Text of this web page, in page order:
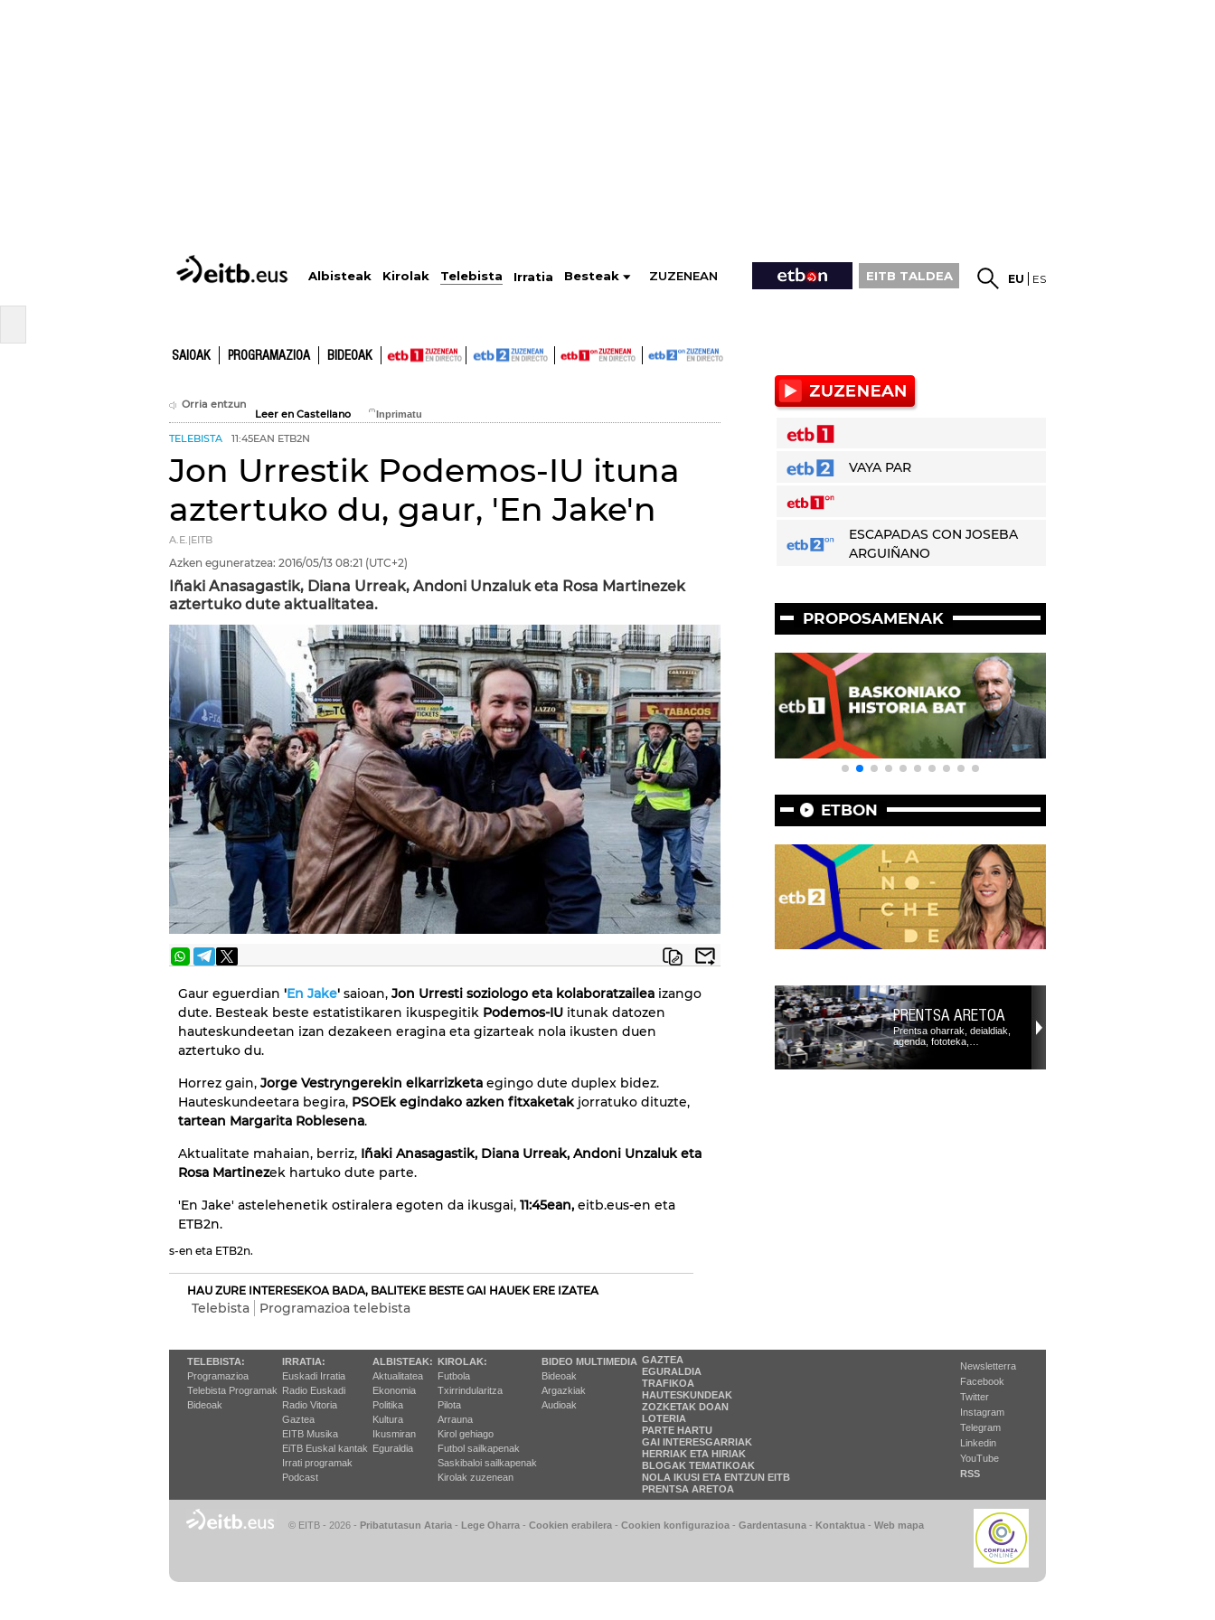
Albisteak Kirolak Telebista Irratia Besteak ZUZENEAN EITB TALDEA EU ES
SAIOAK PROGRAMAZIOA BIDEOAK
Orria entzun
Leer en Castellano
TELEBISTA 11:45EAN ETB2N
Jon Urrestik Podemos-IU ituna
aztertuko du, gaur, 'En Jake'n
A.E.|EITB
Azken eguneratzea: 2016/05/13 08:21 (UTC+2)
Iñaki Anasagastik, Diana Urreak, Andoni Unzaluk eta Rosa Martinezek
aztertuko dute aktualitatea.
Gaur eguerdian 'En Jake' saioan, Jon Urresti soziologo eta kolaboratzailea izango
dute. Besteak beste estatistikaren ikuspegitik Podemos-IU itunak datozen
hauteskundeetan izan dezakeen eragina eta gizarteak nola ikusten duen
aztertuko du.
Horrez gain, Jorge Vestryngerekin elkarrizketa egingo dute duplex bidez.
Hauteskundeetara begira, PSOEk egindako azken fitxaketak jorratuko dituzte,
tartean Margarita Roblesena.
Aktualitate mahaian, berriz, Iñaki Anasagastik, Diana Urreak, Andoni Unzaluk eta
Rosa Martinezek hartuko dute parte.
'En Jake' astelehenetik ostiralera egoten da ikusgai, 11:45ean, eitb.eus-en eta
ETB2n.
s-en eta ETB2n.
HAU ZURE INTERESEKOA BADA, BALITEKE BESTE GAI HAUEK ERE IZATEA
Telebista Programazioa telebista
VAYA PAR
ESCAPADAS CON JOSEBA
ARGUIÑANO
PROPOSAMENAK
ETBON
PRENTSA ARETOA
Prentsa oharrak, deialdiak,
agenda, fototeka,…
TELEBISTA:
Programazioa
Telebista Programak
Bideoak
IRRATIA:
Euskadi Irratia
Radio Euskadi
Radio Vitoria
Gaztea
EITB Musika
EiTB Euskal kantak
Irrati programak
Podcast
ALBISTEAK:
Aktualitatea
Ekonomia
Politika
Kultura
Ikusmiran
Eguraldia
KIROLAK:
Futbola
Txirrindularitza
Pilota
Arrauna
Kirol gehiago
Futbol sailkapenak
Saskibaloi sailkapenak
Kirolak zuzenean
BIDEO MULTIMEDIA
Bideoak
Argazkiak
Audioak
GAZTEA
EGURALDIA
TRAFIKOA
HAUTESKUNDEAK
ZOZKETAK DOAN
LOTERIA
PARTE HARTU
GAI INTERESGARRIAK
HERRIAK ETA HIRIAK
BLOGAK TEMATIKOAK
NOLA IKUSI ETA ENTZUN EITB
PRENTSA ARETOA
Newsletterra
Facebook
Twitter
Instagram
Telegram
Linkedin
YouTube
RSS
© EITB - 2026 - Pribatutasun Ataria - Lege Oharra - Cookien erabilera - Cookien konfigurazioa - Gardentasuna - Kontaktua - Web mapa